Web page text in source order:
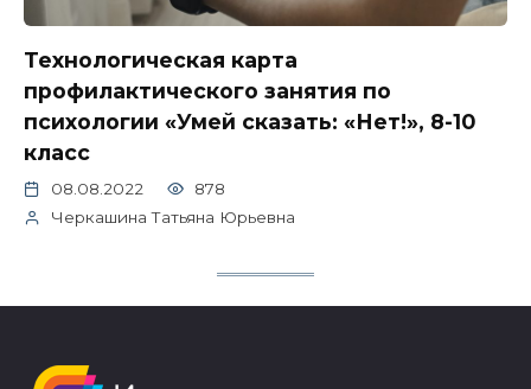
Технологическая карта
профилактического занятия по
психологии «Умей сказать: «Нет!», 8-10
класс
08.08.2022
878
Черкашина Татьяна Юрьевна